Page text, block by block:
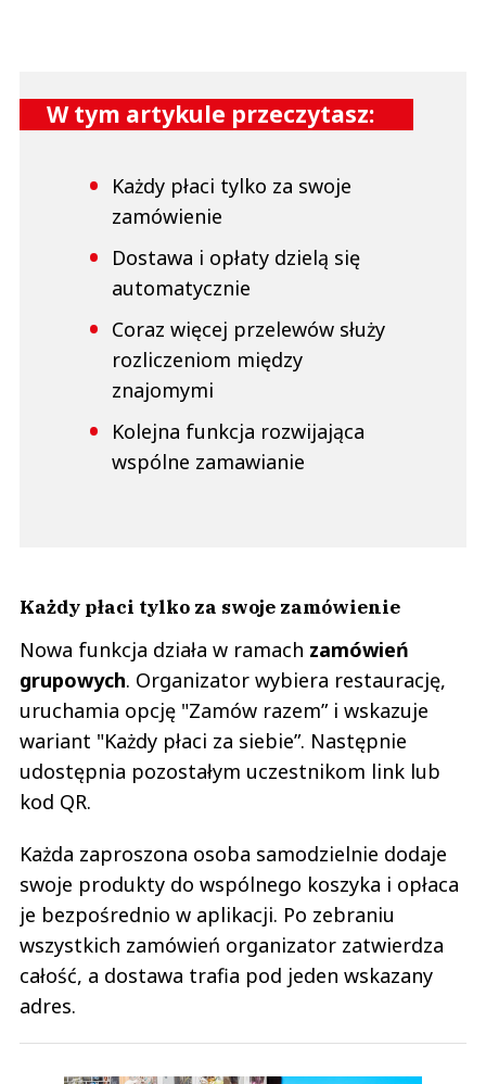
W tym artykule przeczytasz:
Każdy płaci tylko za swoje
zamówienie
Dostawa i opłaty dzielą się
automatycznie
Coraz więcej przelewów służy
rozliczeniom między
znajomymi
Kolejna funkcja rozwijająca
wspólne zamawianie
Każdy płaci tylko za swoje zamówienie
Nowa funkcja działa w ramach zamówień
grupowych. Organizator wybiera restaurację,
uruchamia opcję "Zamów razem” i wskazuje
wariant "Każdy płaci za siebie”. Następnie
udostępnia pozostałym uczestnikom link lub
kod QR.
Każda zaproszona osoba samodzielnie dodaje
swoje produkty do wspólnego koszyka i opłaca
je bezpośrednio w aplikacji. Po zebraniu
wszystkich zamówień organizator zatwierdza
całość, a dostawa trafia pod jeden wskazany
adres.